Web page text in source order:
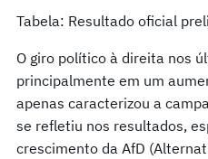
Tabela: Resultado oficial
O giro político à direita nos
principalmente em um
apenas caracterizou a
se refletiu nos resultados,
crescimento da AfD